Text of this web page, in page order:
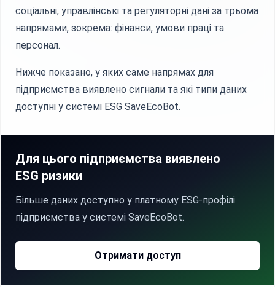
соціальні, управлінські та регуляторні дані за трьома
напрямами, зокрема: фінанси, умови праці та
персонал.
Нижче показано, у яких саме напрямах для
підприємства виявлено сигнали та які типи даних
доступні у системі ESG SaveEcoBot.
Для цього підприємства виявлено
ESG ризики
Більше даних доступно у платному ESG-профілі
підприємства у системі SaveEcoBot.
Отримати доступ